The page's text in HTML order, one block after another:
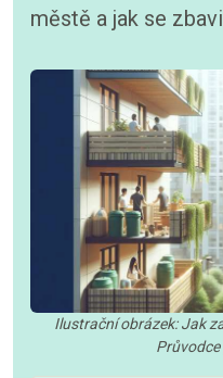
městě a jak se
Ilustrační obrázek: Jak